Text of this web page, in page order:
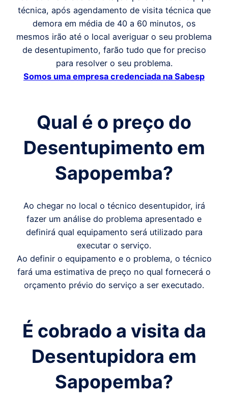
técnica, após agendamento de visita técnica que
demora em média de 40 a 60 minutos, os
mesmos irão até o local averiguar o seu problema
de desentupimento, farão tudo que for preciso
para resolver o seu problema.
Somos uma empresa credenciada na Sabesp
Qual é o preço do
Desentupimento em
Sapopemba?
Ao chegar no local o técnico desentupidor, irá
fazer um análise do problema apresentado e
definirá qual equipamento será utilizado para
executar o serviço.
Ao definir o equipamento e o problema, o técnico
fará uma estimativa de preço no qual fornecerá o
orçamento prévio do serviço a ser executado.
É cobrado a visita da
Desentupidora em
Sapopemba?